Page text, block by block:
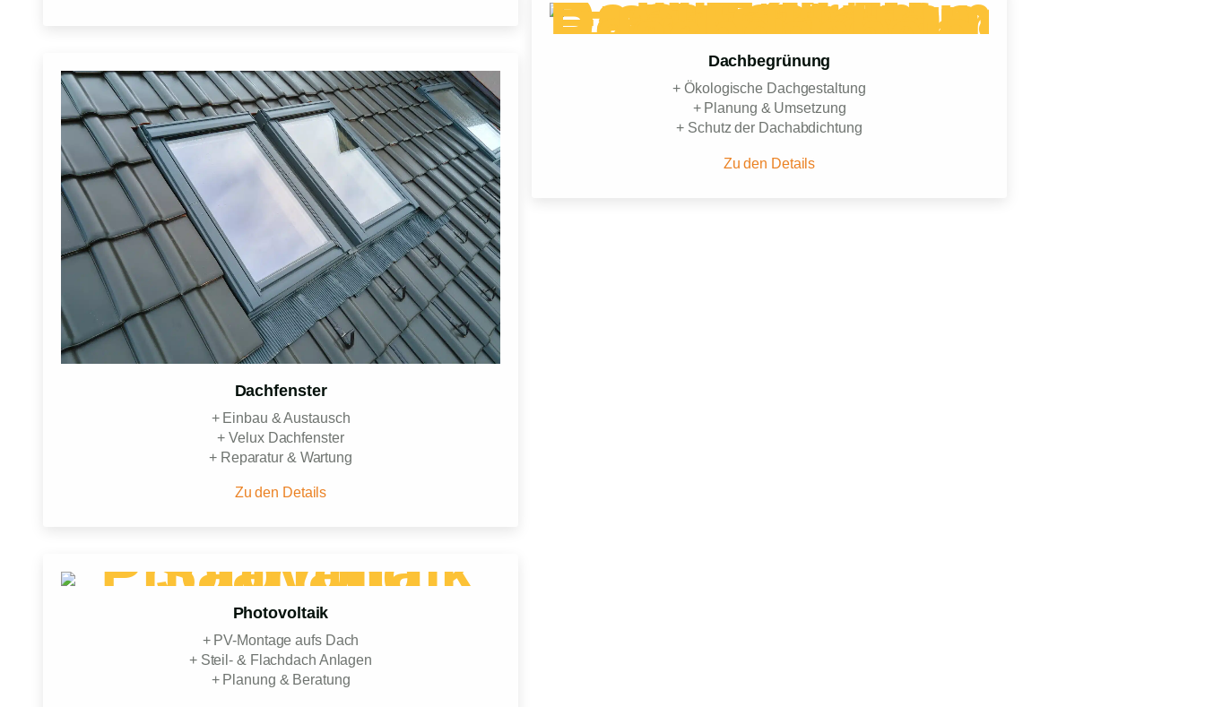
Dachfenster
+ Einbau & Austausch
+ Velux Dachfenster
+ Reparatur & Wartung
Zu den Details
Photovoltaik
+ PV-Montage aufs Dach
+ Steil- & Flachdach Anlagen
+ Planung & Beratung
Dachbegrünung
+ Ökologische Dachgestaltung
+ Planung & Umsetzung
+ Schutz der Dachabdichtung
Zu den Details